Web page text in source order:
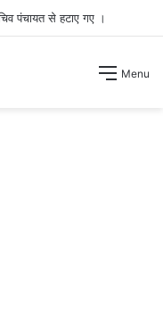
पंचायत से हटाए गए ।
Menu